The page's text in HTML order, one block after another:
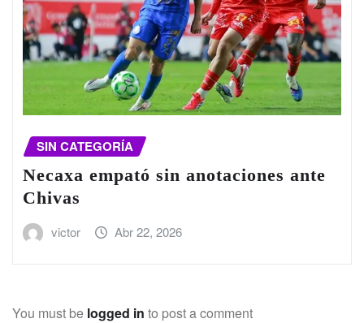
SIN CATEGORÍA
Necaxa empató sin anotaciones ante
Chivas
victor Abr 22, 2026
You must be logged in to post a comment